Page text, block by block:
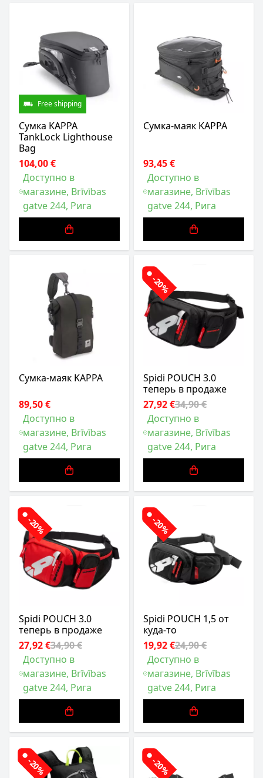
Free shipping
Сумка KAPPA
TankLock Lighthouse
Bag
104,00 €
Доступно в
магазине, Brīvības
gatve 244, Рига
Сумка-маяк KAPPA
93,45 €
Доступно в
магазине, Brīvības
gatve 244, Рига
Сумка-маяк KAPPA
89,50 €
Доступно в
магазине, Brīvības
gatve 244, Рига
-20%
Spidi POUCH 3.0
теперь в продаже
27,92 €34,90 €
Доступно в
магазине, Brīvības
gatve 244, Рига
-20%
Spidi POUCH 3.0
теперь в продаже
27,92 €34,90 €
Доступно в
магазине, Brīvības
gatve 244, Рига
-20%
Spidi POUCH 1,5 от
куда-то
19,92 €24,90 €
Доступно в
магазине, Brīvības
gatve 244, Рига
-20% -20%